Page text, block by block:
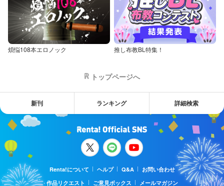
煩悩108本エロノック 推し布教BL特集！
トップページへ
新刊 ランキング 詳細検索
Renta!について ヘルプ Q&A
お問い合わせ
作品リクエスト
ご意見ボックス メールマガジン